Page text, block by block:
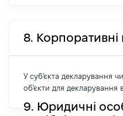
8. Корпоративні
У суб'єкта декларування чи
об'єкти для декларування
9. Юридичні